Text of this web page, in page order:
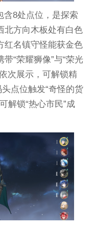
含8处点位，是探索
北方向木板处有白色
红名镇守怪能获金色
“荣耀狮像”与“荣光
次展示，可解锁精
点位触发“奇怪的货
解锁“热心市民”成